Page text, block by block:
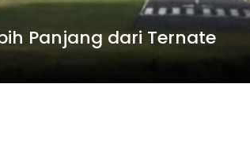
Panjang dari Ternate